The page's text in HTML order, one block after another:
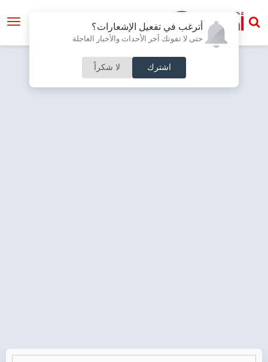
أترغب في تفعيل الإشعارات؟
حتى لا تفوتك آخر الأحداث والأخبار العاجلة
اشترك لا شكراً